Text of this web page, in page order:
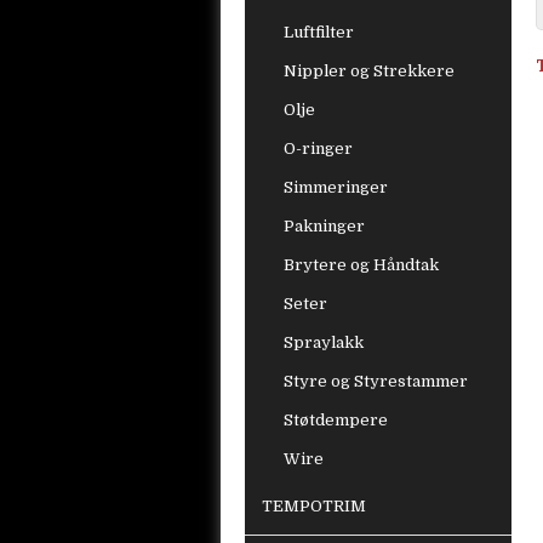
Luftfilter
Nippler og Strekkere
Olje
O-ringer
Simmeringer
Pakninger
Brytere og Håndtak
Seter
Spraylakk
Styre og Styrestammer
Støtdempere
Wire
TEMPOTRIM